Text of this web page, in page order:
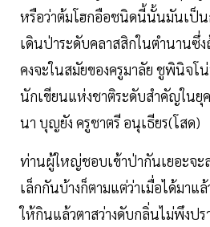
หรือว่าต้มโฮกอือชนิดนี้นั้นมันเป็
เดินป่าระดับคลาสสิกในตำนานซึ่
คงจะในสมัยของครูมาลัย ชูพินิจ
นักเขียนแห่งชาติระดับสำคัญในยุ
นา บุญยัง ครูชาตรี อนุเธียร(โสด)
ท่านผู้ใหญ่ชอบเข้าป่ากันเยอะจะ
เล็กกันบ้างก็ตามแต่ว่าเมื่อได้มาแ
ให้กินแล้วตาสว่างดับกลิ่นไม่พึงป